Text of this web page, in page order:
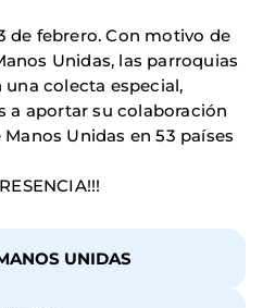
de febrero. Con motivo de
Unidas, las parroquias
una colecta especial,
a aportar su colaboración
Unidas en 53 países
UNIDAS